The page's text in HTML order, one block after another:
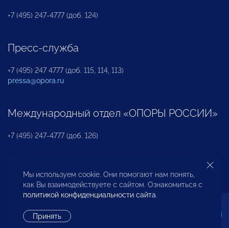
+7 (495) 247-4777 (доб. 124)
Пресс-служба
+7 (495) 247 4777 (доб. 115, 114, 113)
pressa@opora.ru
Международный отдел «ОПОРЫ РОССИИ»
+7 (495) 247-4777 (доб. 126)
Бюро по защите прав предпринимателей и
инвесторов
Мы используем cookie. Они помогают нам понять,
как Вы взаимодействуете с сайтом. Ознакомиться с
политикой конфиденциальности сайта.
Принять